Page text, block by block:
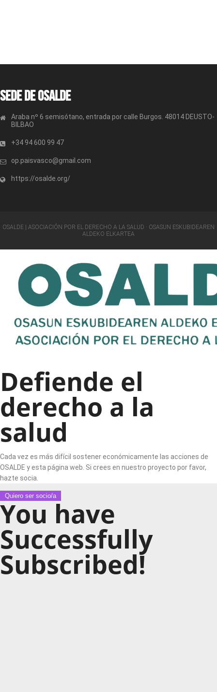
Sede de OSALDE
Araba nº 6 semisótano, entrada por calle Burgos. 48014 DEUSTO-
BILBAO
+34 94 600 99 47
op.paisvasco@gmail.com
https://osalde.org/
OSALDE | ASOCIACIÓN POR EL DERECHO A LA SALUD · OSASUN ESKUBIDEAREN
ALDEKO ELKARTEA
Defiende el
derecho a la
salud
Cada vez es más difícil sostener económicamente las acciones de
OSALDE y esta página web. Si crees en nuestro proyecto por favor,
hazte socia.
Quiero ser socio/a
You have
Successfully
Subscribed!